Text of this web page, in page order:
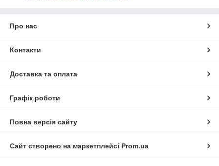
Про нас
Контакти
Доставка та оплата
Графік роботи
Повна версія сайту
Сайт створено на маркетплейсі Prom.ua